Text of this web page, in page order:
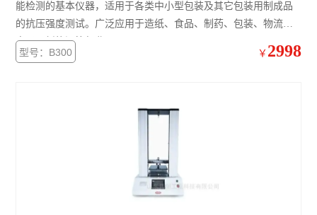
能检测的基本仪器，适用于各类中小型包装及其它包装用制成品
的抗压强度测试。广泛应用于造纸、食品、制药、包装、物流、
电子、新能源等行业。
型号：B300 ￥ 2998